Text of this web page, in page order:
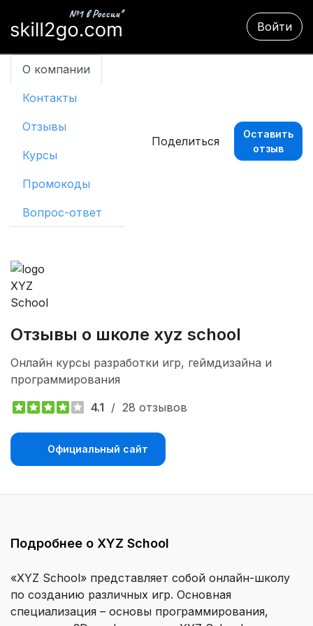
Войти
О компании
Контакты
Отзывы
Курсы
Промокоды
Вопрос-ответ
Поделиться
Оставить
отзыв
Отзывы о школе xyz school
Онлайн курсы разработки игр, геймдизайна и
программирования
4.1 / 28 отзывов
Официальный сайт
Подробнее о XYZ School
«XYZ School» представляет собой онлайн-школу
по созданию различных игр. Основная
специализация – основы программирования,